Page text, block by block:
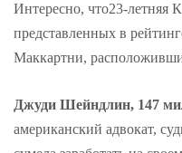
Интересно, что23-летняя
представленных в
Маккартни,
Джуди Шейндлин, 147
американский адвокат,